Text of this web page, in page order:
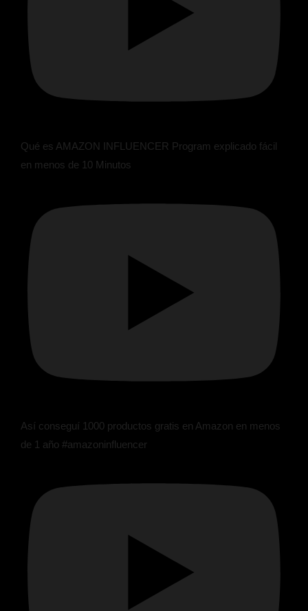
Qué es AMAZON INFLUENCER Program explicado fácil
en menos de 10 Minutos
Así conseguí 1000 productos gratis en Amazon en menos
de 1 año #amazoninfluencer